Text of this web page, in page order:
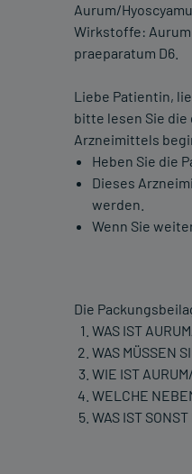
Aurum/
Wirkstoffe: Aurum
praeparatum D6.
Liebe Patientin,
bitte lesen Sie
Arzneimittels
Heben Sie die
Dieses
werden.
Wenn Sie
Die
WAS IST
WAS MÜSSEN
WIE IST
WELCHE
WAS IST